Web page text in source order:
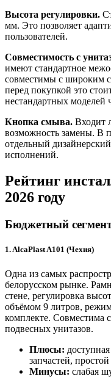
Высота регулировки.
мм. Это позволяет
пользователей.
Совместимость с
имеют стандартное
совместимы с широким
перед покупкой это
нестандартных моделей
Кнопка смыва. Входит
возможность замены. В
отдельный
исполнений.
Рейтинг
2026 году
Бюджетный
1. AlcaPlast A101 (Чехия)
Одна из самых
белорусском рынке.
стене, регулировка
объёмом 9 литров,
комплекте. Совместима
подвесных унитазов.
Плюсы:
запчастей,
Минусы: слабая